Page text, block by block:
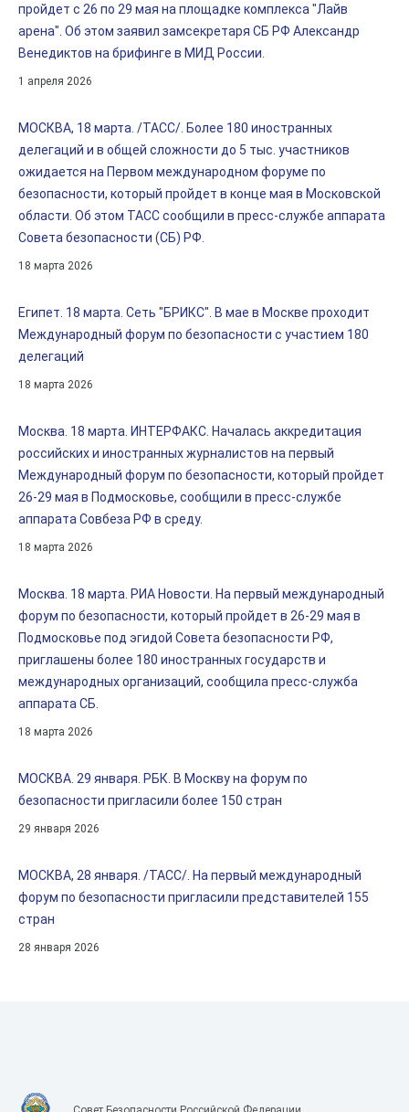
пройдет с 26 по 29 мая на площадке комплекса "Лайв
арена". Об этом заявил замсекретаря СБ РФ Александр
Венедиктов на брифинге в МИД России.
1 апреля 2026
МОСКВА, 18 марта. /ТАСС/. Более 180 иностранных
делегаций и в общей сложности до 5 тыс. участников
ожидается на Первом международном форуме по
безопасности, который пройдет в конце мая в Московской
области. Об этом ТАСС сообщили в пресс-службе аппарата
Совета безопасности (СБ) РФ.
18 марта 2026
Египет. 18 марта. Сеть "БРИКС". В мае в Москве проходит
Международный форум по безопасности с участием 180
делегаций
18 марта 2026
Москва. 18 марта. ИНТЕРФАКС. Началась аккредитация
российских и иностранных журналистов на первый
Международный форум по безопасности, который пройдет
26-29 мая в Подмосковье, сообщили в пресс-службе
аппарата Совбеза РФ в среду.
18 марта 2026
Москва. 18 марта. РИА Новости. На первый международный
форум по безопасности, который пройдет в 26-29 мая в
Подмосковье под эгидой Совета безопасности РФ,
приглашены более 180 иностранных государств и
международных организаций, сообщила пресс-служба
аппарата СБ.
18 марта 2026
МОСКВА. 29 января. РБК. В Москву на форум по
безопасности пригласили более 150 стран
29 января 2026
МОСКВА, 28 января. /ТАСС/. На первый международный
форум по безопасности пригласили представителей 155
стран
28 января 2026